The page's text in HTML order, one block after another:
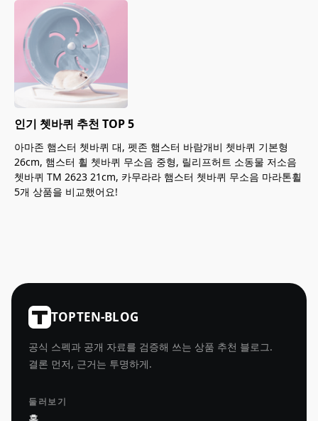
인기 쳇바퀴 추천 TOP 5
아마존 햄스터 쳇바퀴 대, 펫존 햄스터 바람개비 쳇바퀴 기본형
26cm, 햄스터 휠 쳇바퀴 무소음 중형, 릴리프허트 소동물 저소음
쳇바퀴 TM 2623 21cm, 카무라라 햄스터 쳇바퀴 무소음 마라톤휠
5개 상품을 비교했어요!
TOPTEN-BLOG
공식 스펙과 공개 자료를 검증해 쓰는 상품 추천 블로그.
결론 먼저, 근거는 투명하게.
둘러보기